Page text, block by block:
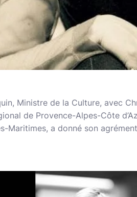
Ministre de la Culture, avec
de Provence-Alpes-Côte
Maritimes, a donné son